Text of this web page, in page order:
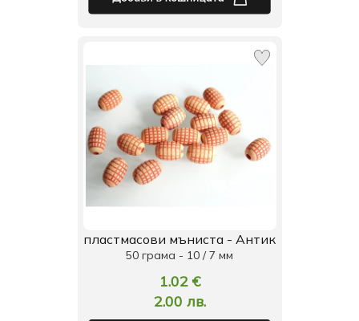
пластмасови мъниста - Антик
50 грама - 10 / 7 мм
1.02 €
2.00 лв.